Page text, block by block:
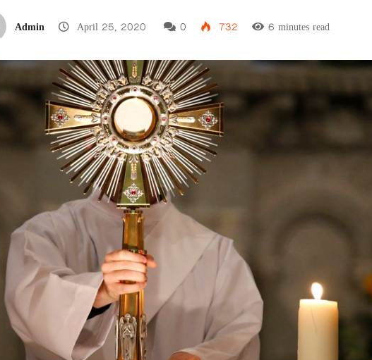
Admin April 25, 2020 0 732 6 minutes read